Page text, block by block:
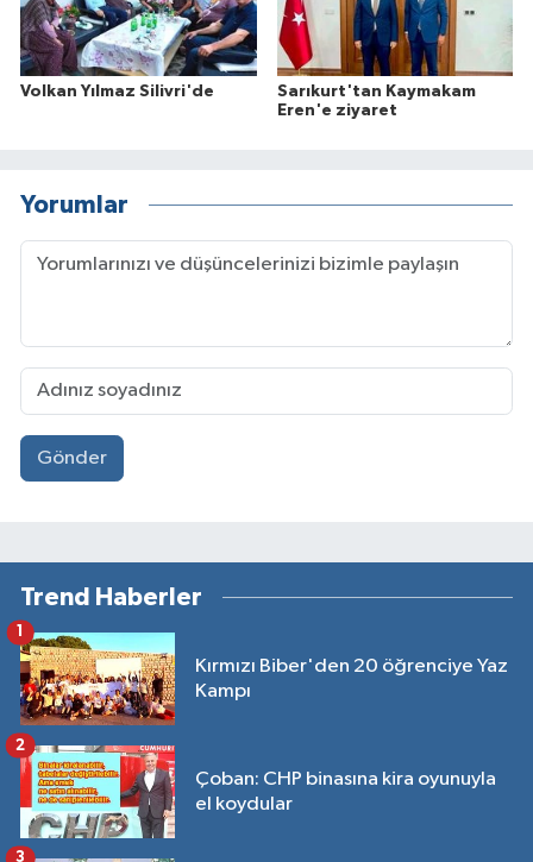
Volkan Yılmaz Silivri'de
Sarıkurt'tan Kaymakam
Eren'e ziyaret
Yorumlar
Gönder
Trend Haberler
Kırmızı Biber'den 20 öğrenciye Yaz
Kampı
Çoban: CHP binasına kira oyunuyla
el koydular
2
3